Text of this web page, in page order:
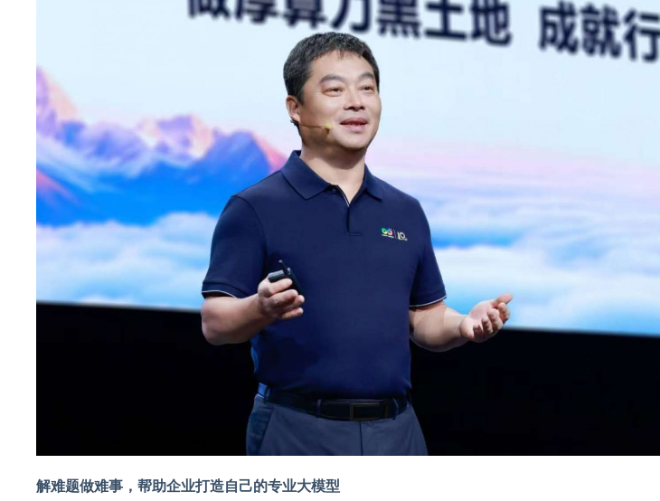
解难题做难事，帮助企业打造自己的专业大模型